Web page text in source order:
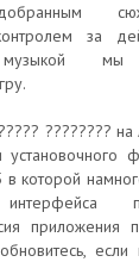
за
музыкой мы
????????
установочного
в которой
интерфейса
приложения
если